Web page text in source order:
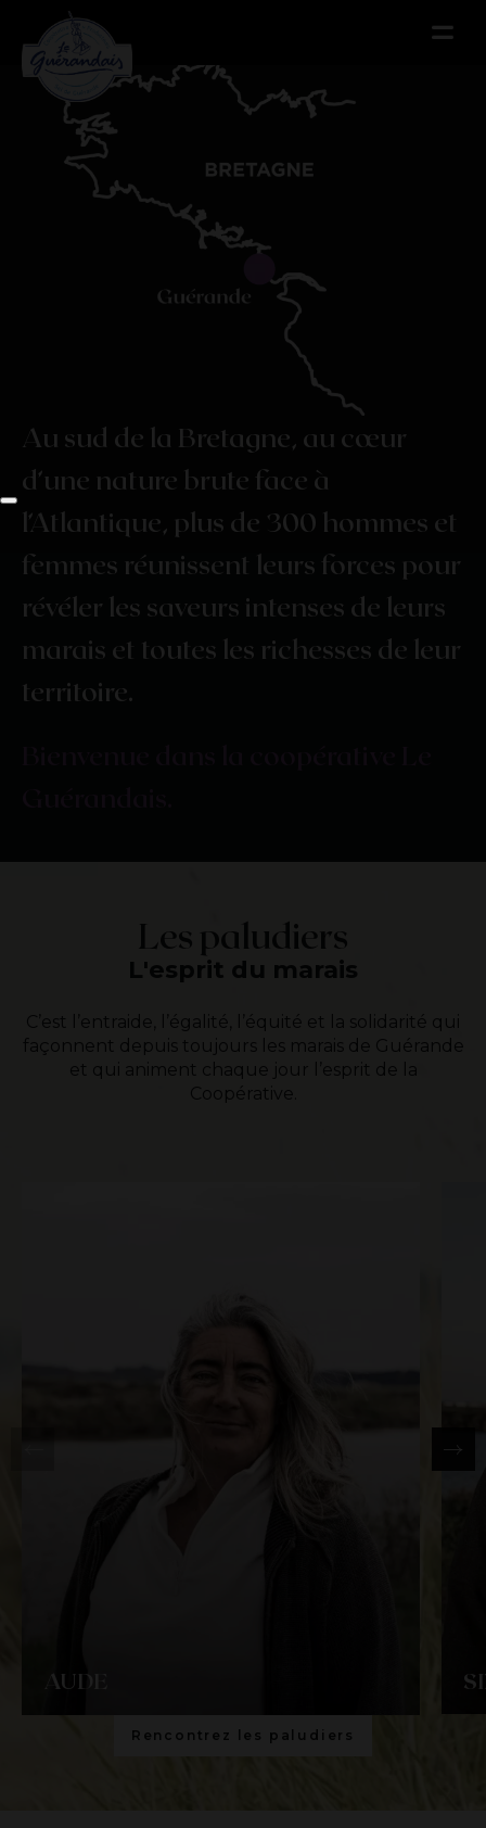
Au sud de la Bretagne, au cœur
d’une nature brute face à
l’Atlantique, plus de 300 hommes et
femmes réunissent leurs forces pour
révéler les saveurs intenses de leurs
marais et toutes les richesses de leur
territoire.
Les paludiers
L'esprit du marais
C’est l’entraide, l’égalité, l’équité et la solidarité qui
façonnent depuis toujours les marais de Guérande
et qui animent chaque jour l’esprit de la
Coopérative.
Rencontrez les paludiers
AUDE